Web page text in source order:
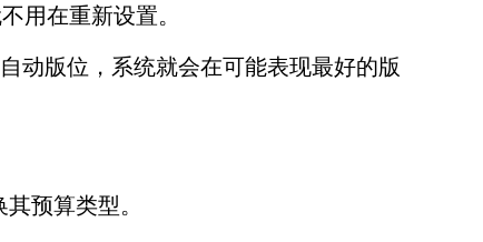
用在重新设置。
动版位，系统就会在可能表现最好的版
预算类型。